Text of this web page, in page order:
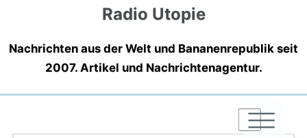
Radio Utopie
Nachrichten aus der Welt und Bananenrepublik seit
2007. Artikel und Nachrichtenagentur.
|
|
|